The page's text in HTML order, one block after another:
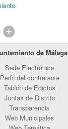
de Málaga
Sede Electrónica
Perfil del contratante
Tablón de Edictos
Juntas de Distrito
Transparencia
Web Municipales